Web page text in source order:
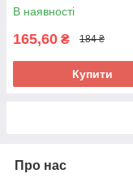
В наявності
165,60 ₴ 184 ₴
Купити
Про нас